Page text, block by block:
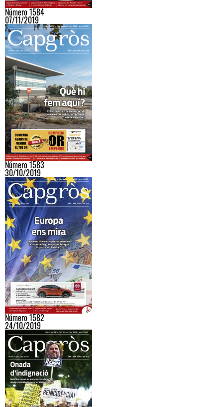
Número 1584
07/11/2019
Número 1583
30/10/2019
Número 1582
24/10/2019